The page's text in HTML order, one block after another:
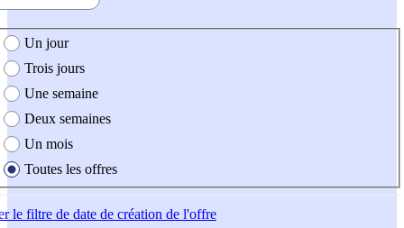
création de l'offre
Un jour
Trois jours
Une semaine
Deux semaines
Un mois
Toutes les offres
le filtre de date de création de l'offre